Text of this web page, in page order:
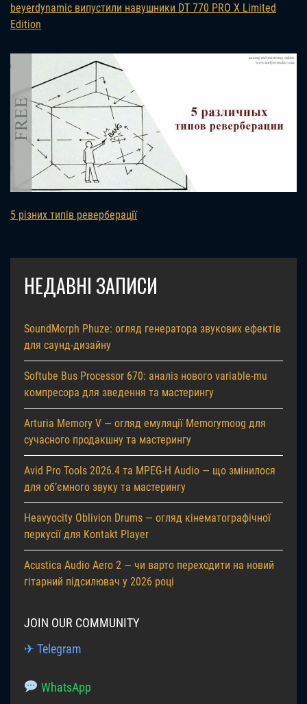
beyerdynamic випустили навушники DT 770 PRO X Limited
Edition
5 різних типів реверберації
НЕДАВНІ ЗАПИСИ
SoundMorph Phuze: огляд генератора звукових ефектів
для саунд-дизайну
Softube Bus Processor 670: аналіз нового variable-mu
компресора для зведення та мастерингу
Arturia Memory V — огляд емуляції Memorymoog для
сучасного продакшну та мастерингу
Avid Pro Tools 2026.4 та MPEG-H Audio — що змінилося
для об’ємного звуку та мастерингу
Heavyocity Oblivion Drums — огляд кінематографічної
перкусії для Kontakt Player
Acustica Audio Aero 2 — чи варто переходити на новий
гітарний підсилювач у 2026 році
JOIN OUR COMMUNITY
✈ Telegram
WhatsApp